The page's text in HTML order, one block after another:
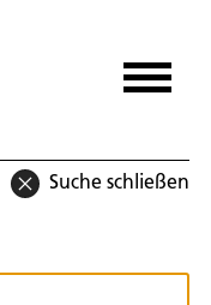
Suche schließen